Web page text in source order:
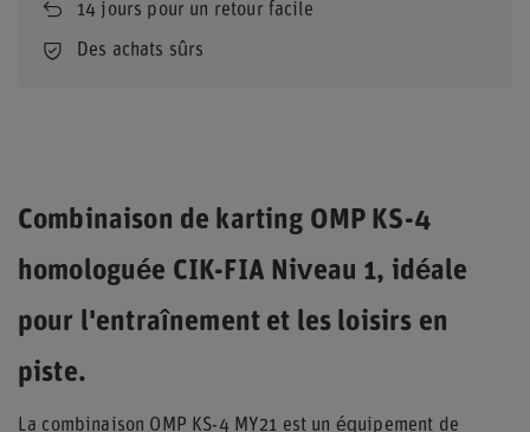
14 jours pour un retour facile
Des achats sûrs
Combinaison de karting OMP KS-4
homologuée CIK-FIA Niveau 1, idéale
pour l'entraînement et les loisirs en
piste.
La combinaison OMP KS-4 MY21 est un équipement de